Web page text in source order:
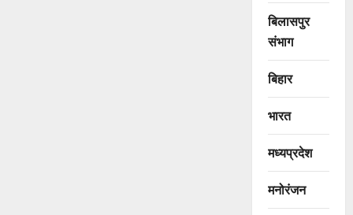
बिलासपुर
संभाग
बिहार
भारत
मध्यप्रदेश
मनोरंजन